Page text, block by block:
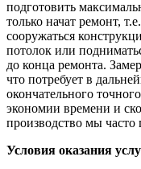
подготовить
только начат ремонт,
сооружаться
потолок или
до конца ремонта.
что потребует в
окончательного
экономии времени и
производство мы часто
Условия оказания